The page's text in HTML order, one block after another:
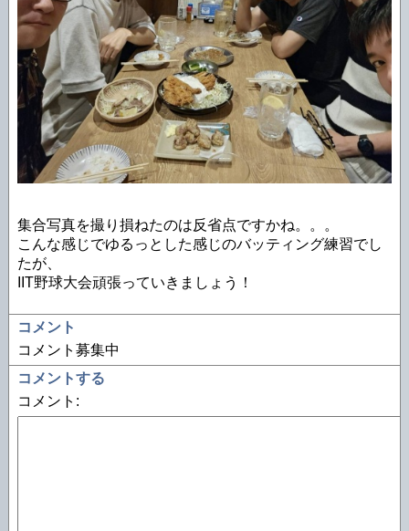
集合写真を撮り損ねたのは反省点ですかね。。。
こんな感じでゆるっとした感じのバッティング練習でし
たが、
IIT野球大会頑張っていきましょう！
コメント
コメント募集中
コメントする
コメント: